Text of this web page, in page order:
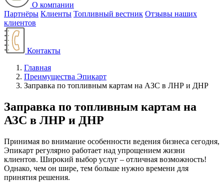
О компании
Партнёры Клиенты Топливный вестник Отзывы наших
клиентов
Контакты
Главная
Преимущества Эпикарт
Заправка по топливным картам на АЗС в ЛНР и ДНР
Заправка по топливным картам на
АЗС в ЛНР и ДНР
Принимая во внимание особенности ведения бизнеса сегодня,
Эпикарт регулярно работает над упрощением жизни
клиентов. Широкий выбор услуг – отличная возможность!
Однако, чем он шире, тем больше нужно времени для
принятия решения.